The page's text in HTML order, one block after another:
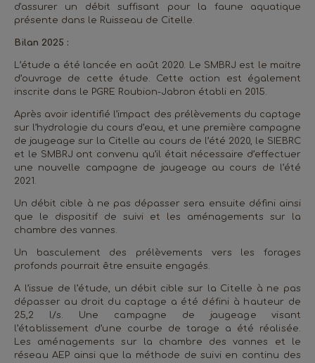
d'assurer un débit suffisant pour la faune aquatique
présente dans le Ruisseau de Citelle.
Bilan 2025 :
L’étude a été lancée en août 2020. Le SMBRJ est le maitre
d’ouvrage de cette étude. Cette action est également
inscrite dans le PGRE Roubion-Jabron établi en 2015.
Après avoir identifié l’impact des prélèvements du captage
sur l’hydrologie du cours d’eau, et une première campagne
de jaugeage sur la Citelle au cours de l’été 2020, le SIEBRC
et le SMBRJ ont convenu qu’il était nécessaire d’effectuer
une nouvelle campagne de jaugeage au cours de l’été
2021.
Un débit cible à ne pas dépasser sera ensuite défini ainsi
que le dispositif de suivi et les aménagements sur la
chambre des vannes.
Un basculement des prélèvements vers les forages
profonds pourrait être ensuite engagés.
A l’issue de l’étude, un débit cible sur la Citelle à ne pas
dépasser au droit du captage a été défini à hauteur de
25,2 l/s. Une campagne de jaugeage visant
l’établissement d’une courbe de tarage a été réalisée.
Les aménagements sur la chambre des vannes et le
réseau AEP ainsi que la méthode de suivi en continu des